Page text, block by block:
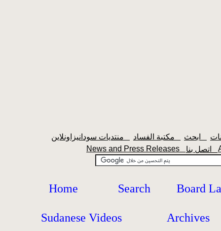
News and Press Releases
Home Search Board
Sudanese Videos Archives